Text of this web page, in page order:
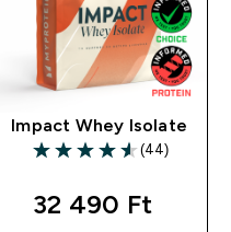
Impact Whey Isolate
4.55 out of 5 stars
(44)
32 490 Ft‎